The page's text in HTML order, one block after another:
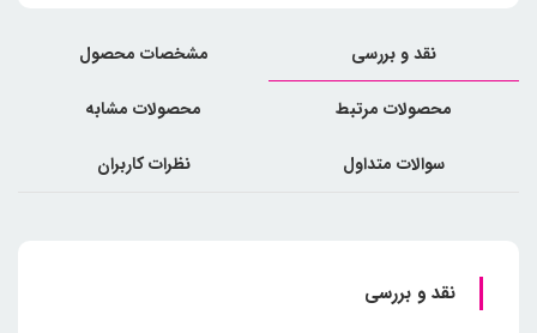
نقد و بررسی مشخصات محصول
محصولات مرتبط محصولات مشابه
سوالات متداول نظرات کاربران
نقد و بررسی